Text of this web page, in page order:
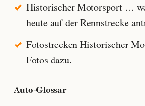
Historischer Motorsport…
heute auf der Rennstrecke
Fotostrecken Historischer
Fotos dazu.
Auto-Glossar